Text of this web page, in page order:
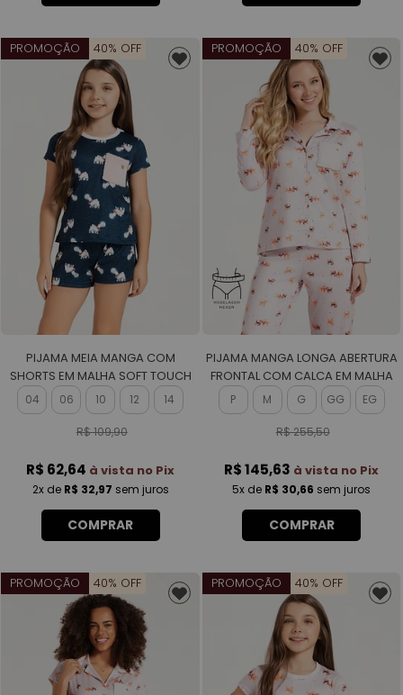
PROMOÇÃO 40% OFF
PIJAMA MEIA MANGA COM
SHORTS EM MALHA SOFT TOUCH
ROTATIVA FEMININO
04 06 10 12 14
R$ 109,90
R$ 62,64 à vista no Pix
2xde R$ 32,97 sem juros
COMPRAR
PROMOÇÃO 40% OFF
PIJAMA MANGA LONGA ABERTURA
FRONTAL COM CALCA EM MALHA
SOFT TOUCH FEMININO
P M G GG EG
R$ 255,50
R$ 145,63 à vista no Pix
5x de R$ 30,66 sem juros
COMPRAR
PROMOÇÃO 40% OFF PROMOÇÃO 40% OFF